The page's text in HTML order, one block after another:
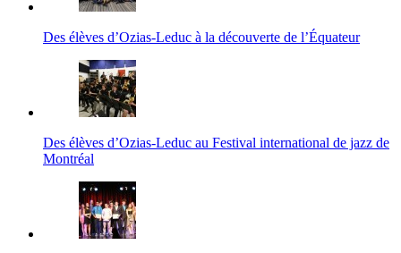
Des élèves d’Ozias-Leduc à la découverte de l’Équateur
Des élèves d’Ozias-Leduc au Festival international de jazz de
Montréal